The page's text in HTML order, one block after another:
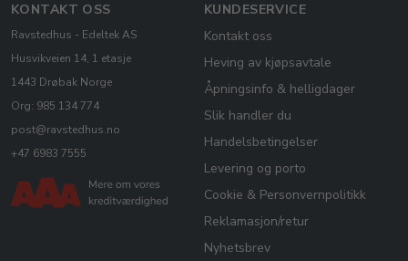
KONTAKT OSS
Ravstedhus - Edeltek AS
Husvikveien 14, 1 etasje
1443 Drøbak Norge
Org: 985 134 774
post@ravstedhus.no
+47 6983 7555
KUNDESERVICE
Kontakt oss
Heving av kjøpsavtale
Åpningsinfo & helligdager
Slik handler du
Handelsbetingelser
Levering og porto
Cookie & Personvernpolitikk
Reklamasjon/retur
Nyhetsbrev